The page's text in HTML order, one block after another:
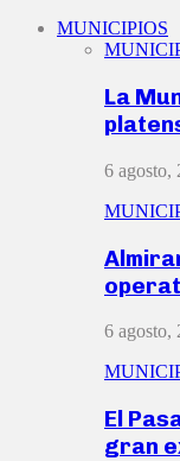
MUNICIPIOS
La
6 agosto,
6 agosto,
El
gran